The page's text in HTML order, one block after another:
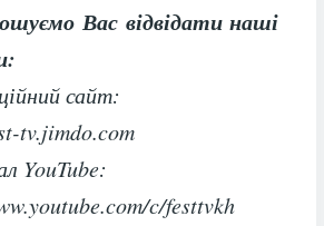
Вас відвідати наші
сайт:
tv.jimdo.com
YouTube:
c/festtvkh